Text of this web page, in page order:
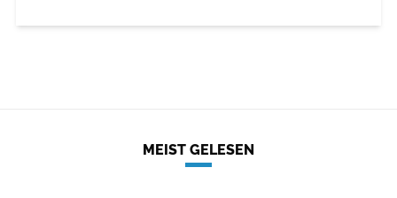
MEIST GELESEN